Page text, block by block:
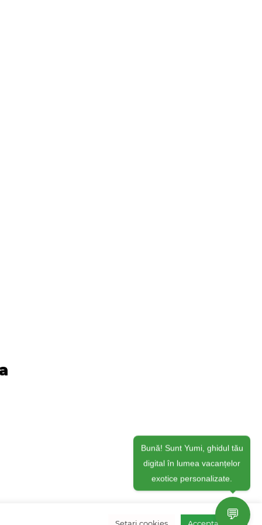
💬
Bună! Sunt Yumi, ghidul tău
digital în lumea vacanțelor
exotice personalizate.